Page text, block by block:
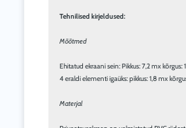
Tehnilised kirjeldused:
Mõõtmed
Ehitatud ekraani sein: Pikkus: 7,2 mx kõrgus:
4 eraldi elementi igaüks: pikkus: 1,8 mx
Materjal